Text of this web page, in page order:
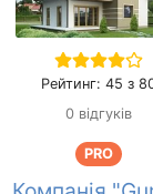
Рейтинг: 45 з
0 відгуків
PRO